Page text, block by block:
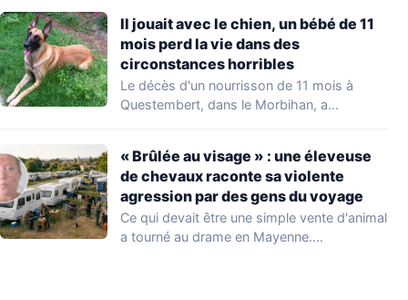
Il jouait avec le chien, un bébé de 11
mois perd la vie dans des
circonstances horribles
Le décès d'un nourrisson de 11 mois à
Questembert, dans le Morbihan, a
« Brûlée au visage » : une éleveuse
de chevaux raconte sa violente
agression par des gens du voyage
Ce qui devait être une simple vente d'animal
a tourné au drame en Mayenne.…